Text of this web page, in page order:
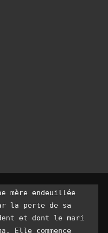
mère endeuillée
la perte de sa
et dont le mari
Elle commence